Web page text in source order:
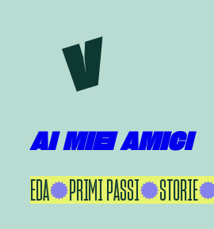
contenuto
AI MIEI AMICI
IKEDA PRIMI PASSI STORIE